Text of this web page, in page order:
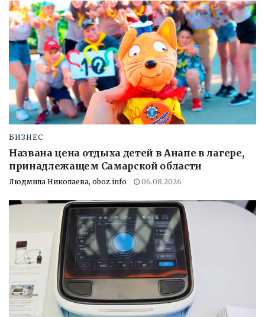
БИЗНЕС
Названа цена отдыха детей в Анапе в лагере,
принадлежащем Самарской области
Людмила Николаева, oboz.info 06.08.2026